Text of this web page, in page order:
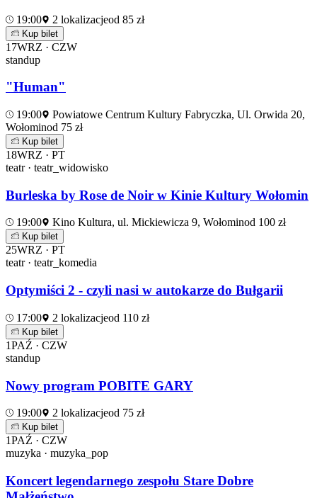
19:00 2 lokalizacjeod 85 zł
Kup bilet
17WRZ · CZW
standup
"Human"
19:00
Powiatowe Centrum Kultury Fabryczka, Ul. Orwida 20,
Wołominod 75 zł
Kup bilet
18WRZ · PT
teatr · teatr_widowisko
Burleska by Rose de Noir w Kinie Kultury Wołomin
19:00 Kino Kultura, ul. Mickiewicza 9, Wołominod 100 zł
Kup bilet
25WRZ · PT
teatr · teatr_komedia
Optymiści 2 - czyli nasi w autokarze do Bułgarii
17:00 2 lokalizacjeod 110 zł
Kup bilet
1PAŹ · CZW
standup
Nowy program POBITE GARY
19:00 2 lokalizacjeod 75 zł
Kup bilet
1PAŹ · CZW
muzyka · muzyka_pop
Koncert legendarnego zespołu Stare Dobre